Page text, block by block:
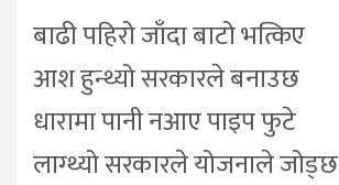
बाढी पहिरो जाँदा बाटो भत्किए
आश हुन्थ्यो सरकारले बनाउछ
धारामा पानी नआए पाइप फुटे
लाग्थ्यो सरकारले योजनाले जोड्छ